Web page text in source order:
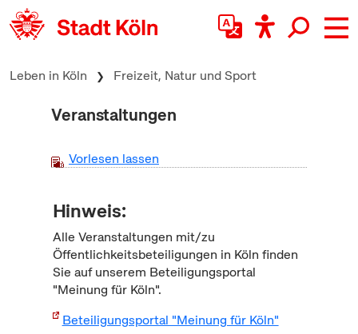
zum Inhalt springen
Leben in Köln Freizeit, Natur und Sport
Veranstaltungen
Vorlesen lassen
Hinweis:
Alle Veranstaltungen mit/zu
Öffentlichkeitsbeteiligungen in Köln finden
Sie auf unserem Beteiligungsportal
"Meinung für Köln".
Beteiligungsportal "Meinung für Köln"